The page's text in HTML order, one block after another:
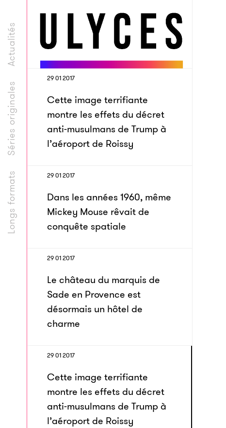
Longs formats
Séries originales
Actualités
29 01 2017
Cette image terrifiante
montre les effets du décret
anti-musulmans de Trump à
l’aéroport de Roissy
29 01 2017
Dans les années 1960, même
Mickey Mouse rêvait de
conquête spatiale
29 01 2017
Le château du marquis de
Sade en Provence est
désormais un hôtel de
charme
29 01 2017
Cette image terrifiante
montre les effets du décret
anti-musulmans de Trump à
l’aéroport de Roissy